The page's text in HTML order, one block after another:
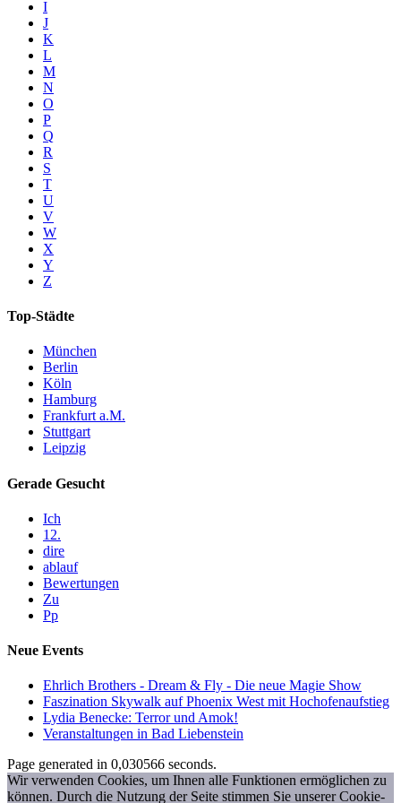
I
J
K
L
M
N
O
P
Q
R
S
T
U
V
W
X
Y
Z
Top-Städte
München
Berlin
Köln
Hamburg
Frankfurt a.M.
Stuttgart
Leipzig
Gerade Gesucht
Ich
12.
dire
ablauf
Bewertungen
Zu
Pp
Neue Events
Ehrlich Brothers - Dream & Fly - Die neue Magie Show
Faszination Skywalk auf Phoenix West mit Hochofenaufstieg
Lydia Benecke: Terror und Amok!
Veranstaltungen in Bad Liebenstein
Page generated in 0,030566 seconds.
Wir verwenden Cookies, um Ihnen alle Funktionen ermöglichen zu
können. Durch die Nutzung der Seite stimmen Sie unserer Cookie-